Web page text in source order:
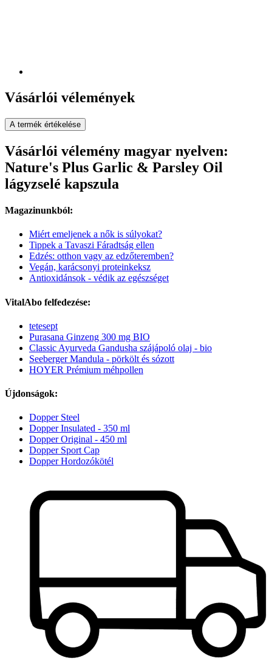
Vásárlói vélemények
A termék értékelése
Vásárlói vélemény magyar nyelven:
Nature's Plus Garlic & Parsley Oil
lágyzselé kapszula
Magazinunkból:
Miért emeljenek a nők is súlyokat?
Tippek a Tavaszi Fáradtság ellen
Edzés: otthon vagy az edzőteremben?
Vegán, karácsonyi proteinkeksz
Antioxidánsok - védik az egészséget
VitalAbo felfedezése:
tetesept
Purasana Ginzeng 300 mg BIO
Classic Ayurveda Gandusha szájápoló olaj - bio
Seeberger Mandula - pörkölt és sózott
HOYER Prémium méhpollen
Újdonságok:
Dopper Steel
Dopper Insulated - 350 ml
Dopper Original - 450 ml
Dopper Sport Cap
Dopper Hordozókötél